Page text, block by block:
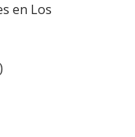
en Los